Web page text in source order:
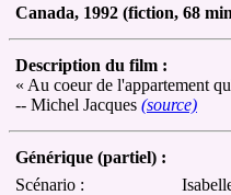
Canada, 1992 (fiction, 68
Description du film :
« Au coeur de l'appartement
-- Michel Jacques (source)
Générique (partiel) :
Scénario :